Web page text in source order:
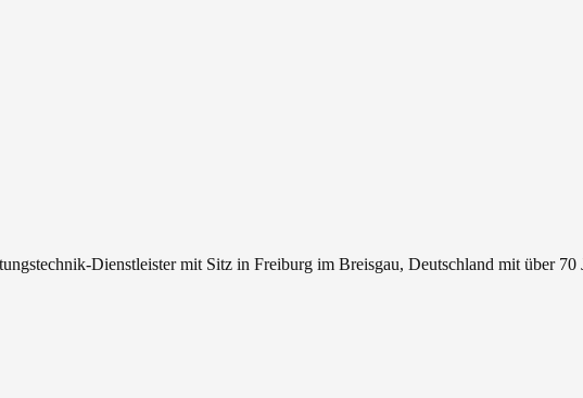
Dienstleister mit Sitz in Freiburg im Breisgau, Deutschland mit über 70